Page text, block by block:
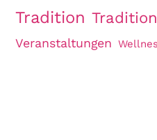
Tradition Tradition
Veranstaltungen